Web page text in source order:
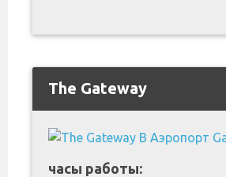
The Gateway
часы работы: